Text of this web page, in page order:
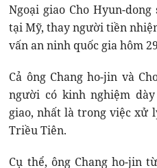
Ngoại giao Cho Hyun-
tại Mỹ, thay người tiền
vấn an ninh quốc gia hôm
Cả ông Chang ho-jin và
người có kinh nghiệm
giao, nhất là trong việc xử
Triều Tiên.
Cụ thể, ông Chang ho-jin